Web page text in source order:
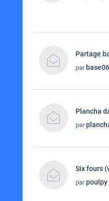
Partage
par base06
Plancha
par
Six fours
parpoulpy